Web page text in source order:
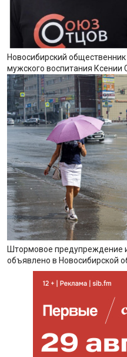
Новосибирский
мужского воспитания Ксении
Штормовое предупреждение
объявлено в Новосибирской